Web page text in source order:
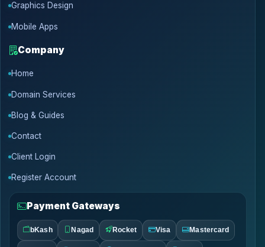
Graphics Design
Mobile Apps
Company
Home
Domain Services
Blog & Guides
Contact
Client Login
Register Account
Payment Gateways
bKash Nagad Rocket Visa Mastercard